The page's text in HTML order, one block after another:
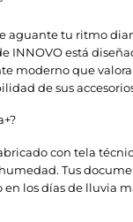
aguante tu ritmo
INNOVO está
moderno que
de sus
con tela
Tus
en los días de lluvia